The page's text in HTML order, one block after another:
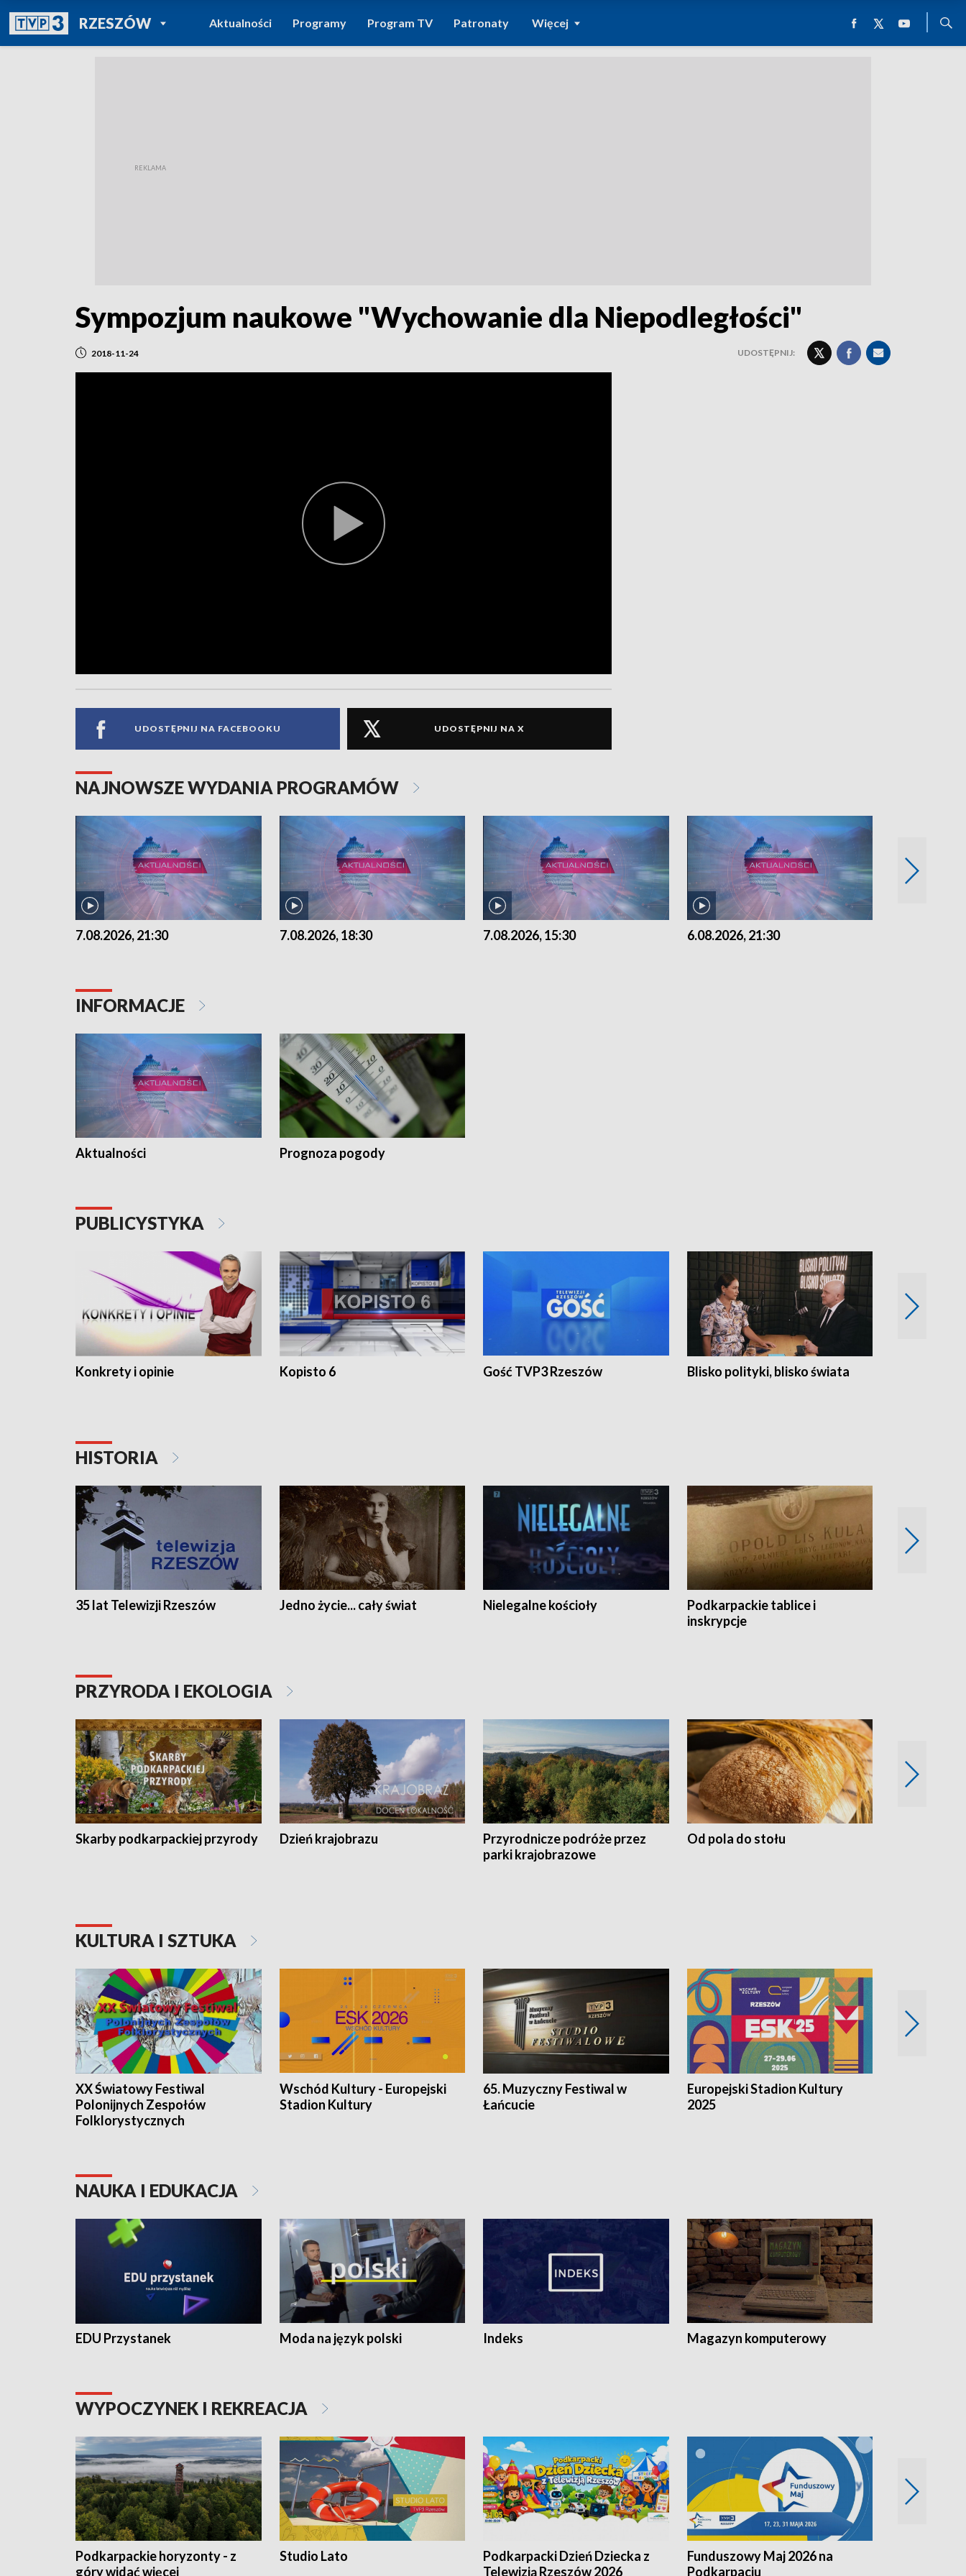
RZESZÓWPOWRÓT DO
TVP REGIONY
Aktualności Programy Program TV Patronaty Więcej
Sympozjum naukowe "Wychowanie dla Niepodległości"
2018-11-24 UDOSTĘPNIJ:
UDOSTĘPNIJ NA FACEBOOKU UDOSTĘPNIJ NA X
NAJNOWSZE WYDANIA PROGRAMÓW
7.08.2026, 21:30 7.08.2026, 18:30 7.08.2026, 15:30 6.08.2026, 21:30
INFORMACJE
Aktualności Prognoza pogody
PUBLICYSTYKA
Konkrety i opinie Kopisto 6 Gość TVP3 Rzeszów Blisko polityki, blisko świata
HISTORIA
35 lat Telewizji Rzeszów Jedno życie... cały świat Nielegalne kościoły
Podkarpackie tablice i
inskrypcje
PRZYRODA I EKOLOGIA
Skarby podkarpackiej przyrody Dzień krajobrazu
Przyrodnicze podróże przez
parki krajobrazowe
Od pola do stołu
KULTURA I SZTUKA
XX Światowy Festiwal
Polonijnych Zespołów
Folklorystycznych
Wschód Kultury - Europejski
Stadion Kultury
65. Muzyczny Festiwal w
Łańcucie
Europejski Stadion Kultury
2025
NAUKA I EDUKACJA
EDU Przystanek Moda na język polski Indeks Magazyn komputerowy
WYPOCZYNEK I REKREACJA
Podkarpackie horyzonty - z
góry widać więcej
Studio Lato
Podkarpacki Dzień Dziecka z
Telewizją Rzeszów 2026
Funduszowy Maj 2026 na
Podkarpaciu